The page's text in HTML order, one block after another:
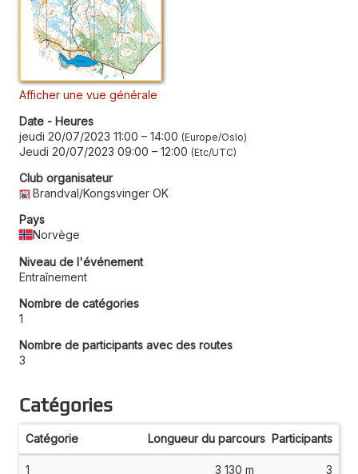
Afficher une vue générale
Date - Heures
jeudi 20/07/2023 11:00 – 14:00 Europe/Oslo
Jeudi 20/07/2023 09:00 – 12:00 Etc/UTC
Club organisateur
Brandval/Kongsvinger OK
Pays
Norvège
Niveau de l'événement
Entraînement
Nombre de catégories
1
Nombre de participants avec des routes
3
Catégories
Catégorie Longueur du parcours Participants
1 3 130 m 3